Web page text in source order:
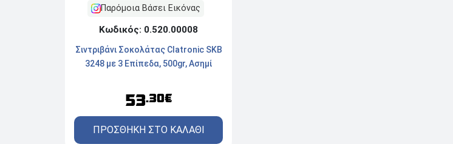
Παρόμοια Βάσει Εικόνας
Κωδικός: 0.520.00008
Σιντριβάνι Σοκολάτας Clatronic SKB
3248 με 3 Επίπεδα, 500gr, Ασημί
53.30€
ΠΡΟΣΘΗΚΗ ΣΤΟ ΚΑΛΑΘΙ